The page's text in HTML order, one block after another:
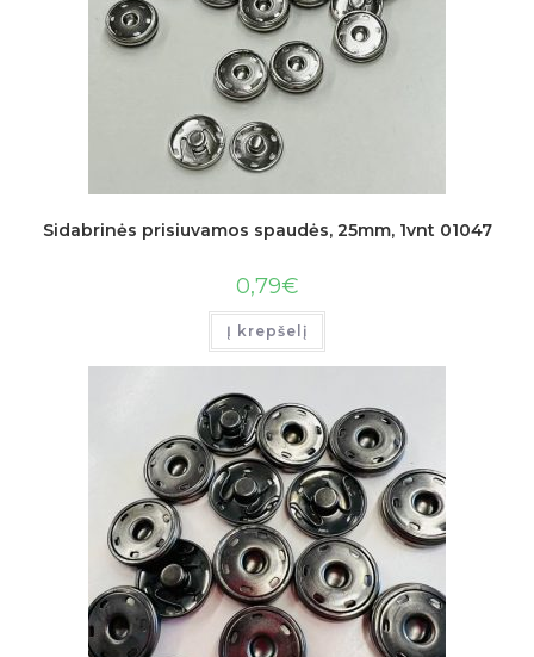
Sidabrinės prisiuvamos spaudės, 25mm, 1vnt 01047
0,79€
Į krepšelį